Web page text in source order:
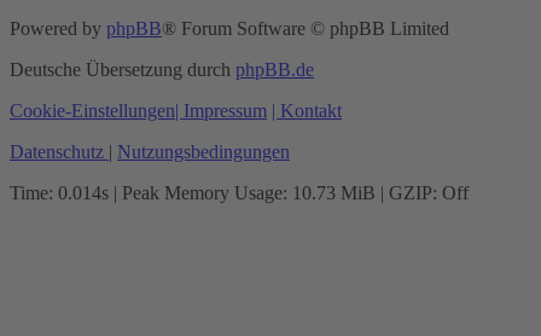
Powered by phpBB® Forum Software © phpBB Limited
Deutsche Übersetzung durch phpBB.de
Cookie-Einstellungen| Impressum | Kontakt
Datenschutz | Nutzungsbedingungen
Time: 0.014s | Peak Memory Usage: 10.73 MiB | GZIP: Off